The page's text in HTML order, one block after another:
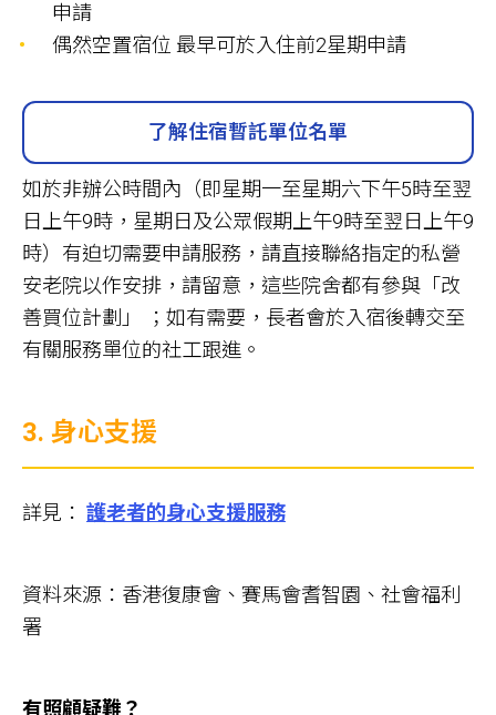
申請
偶然空置宿位 最早可於入住前2星期申請
了解住宿暫託單位名單
如於非辦公時間內（即星期一至星期六下午5時至翌
日上午9時，星期日及公眾假期上午9時至翌日上午9
時）有迫切需要申請服務，請直接聯絡指定的私營
安老院以作安排，請留意，這些院舍都有參與「改
善買位計劃」 ；如有需要，長者會於入宿後轉交至
有關服務單位的社工跟進。
3. 身心支援
詳見： 護老者的身心支援服務
資料來源：香港復康會、賽馬會耆智園、社會福利
署
有照顧疑難？